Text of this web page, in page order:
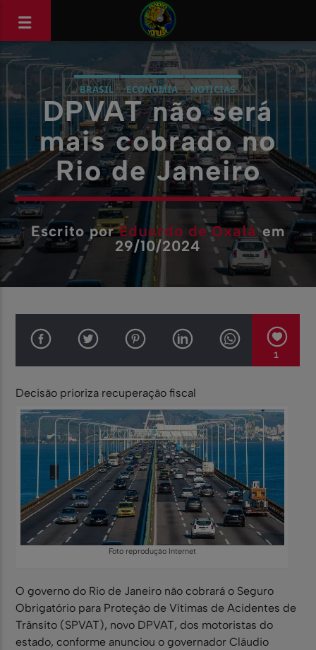
BRASIL ECONOMIA NOTÍCIAS
DPVAT não será
mais cobrado no
Rio de Janeiro
Escrito porEduardo de Oxaláem
29/10/2024
1
Decisão prioriza recuperação fiscal
Foto reprodução Internet
O governo do Rio de Janeiro não cobrará o Seguro
Obrigatório para Proteção de Vítimas de Acidentes de
Trânsito (SPVAT), novo DPVAT, dos motoristas do
estado, conforme anunciou o governador Cláudio